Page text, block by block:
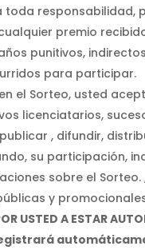
responsabilidad,
premio
punitivos,
para participar.
el Sorteo, usted
licenciatarios,
, difundir,
su participación,
sobre el
y
USTED A ESTAR